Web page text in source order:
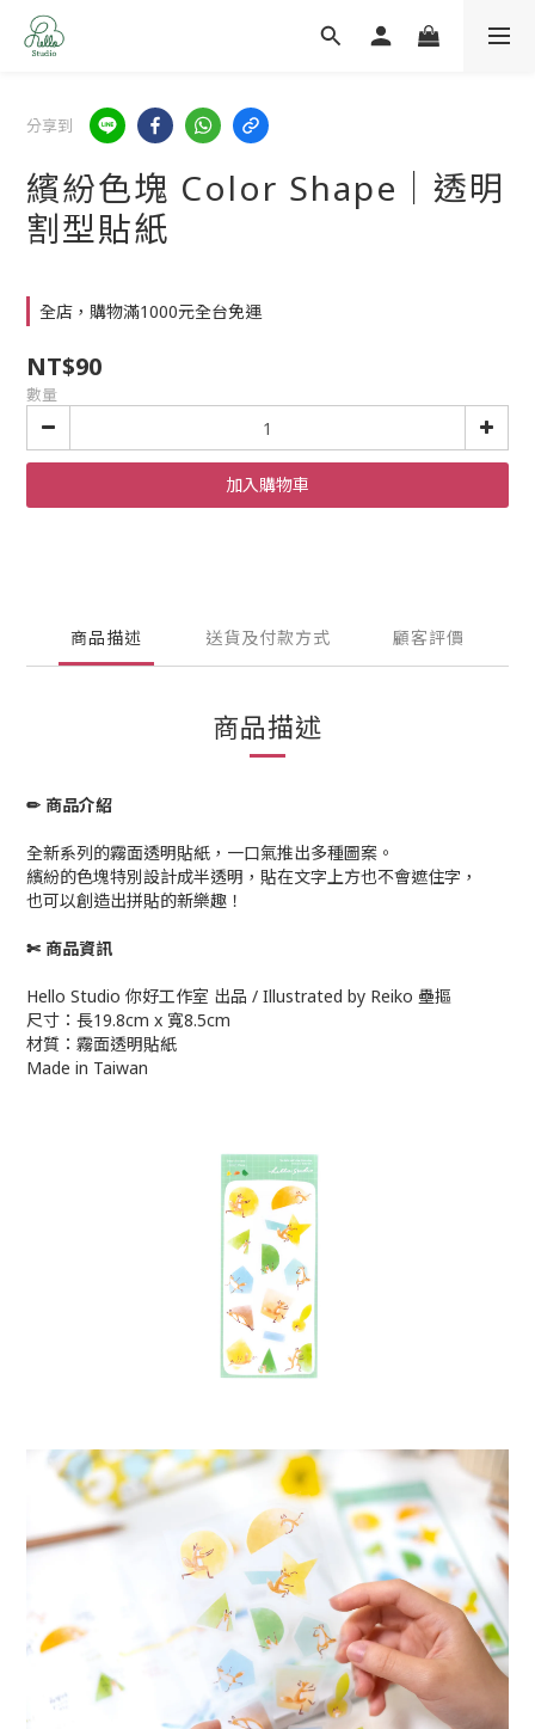
分享到
繽紛色塊 Color Shape｜透明
割型貼紙
全店，購物滿1000元全台免運
NT$90
數量
加入購物車
商品描述 送貨及付款方式 顧客評價
商品描述
✏ 商品介紹
全新系列的霧面透明貼紙，一口氣推出多種圖案。
繽紛的色塊特別設計成半透明，貼在文字上方也不會遮住字，
也可以創造出拼貼的新樂趣！
✄ 商品資訊
Hello Studio 你好工作室 出品 / Illustrated by Reiko 壘摳
尺寸：長19.8cm x 寬8.5cm
材質：霧面透明貼紙
Made in Taiwan